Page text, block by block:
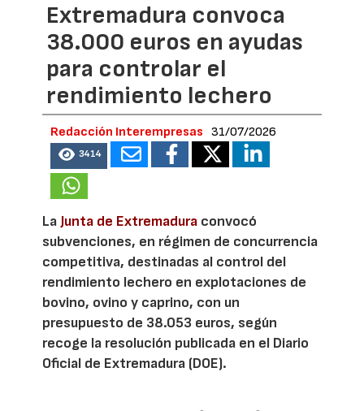
Extremadura convoca
38.000 euros en ayudas
para controlar el
rendimiento lechero
Redacción Interempresas 31/07/2026
3414
La Junta de Extremadura convocó
subvenciones, en régimen de concurrencia
competitiva, destinadas al control del
rendimiento lechero en explotaciones de
bovino, ovino y caprino, con un
presupuesto de 38.053 euros, según
recoge la resolución publicada en el Diario
Oficial de Extremadura (DOE).